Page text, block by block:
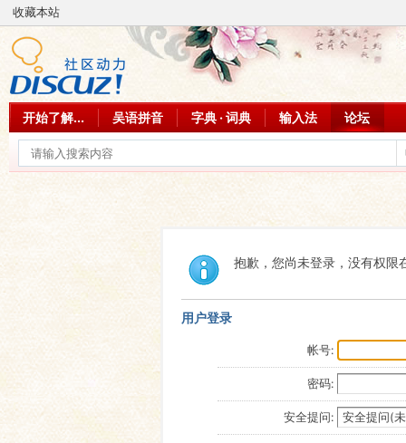
收藏本站
开始了解... 吴语拼音 字典 · 词典 输入法 论坛
抱歉，您尚未登录，没有权限
用户登录
帐号:
密码:
安全提问: